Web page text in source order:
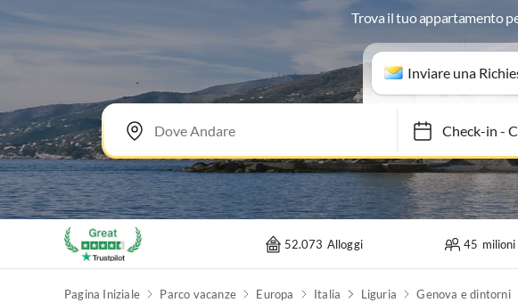
Trova il tuo appartamento
Inviare una
Check-in-
52.073 Alloggi 45 milioni
Pagina Iniziale Parco vacanze Europa Italia Liguria Genova e dintorni